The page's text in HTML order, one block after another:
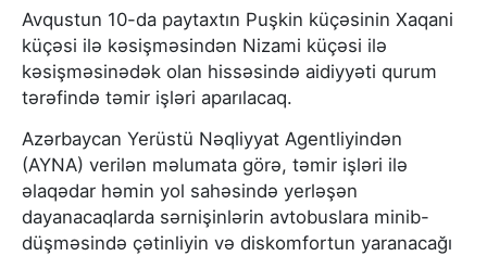
Avqustun 10-da paytaxtın Puşkin küçəsinin Xaqani
küçəsi ilə kəsişməsindən Nizami küçəsi ilə
kəsişməsinədək olan hissəsində aidiyyəti qurum
tərəfində təmir işləri aparılacaq.
Azərbaycan Yerüstü Nəqliyyat Agentliyindən
(AYNA) verilən məlumata görə, təmir işləri ilə
əlaqədar həmin yol sahəsində yerləşən
dayanacaqlarda sərnişinlərin avtobuslara minib-
düşməsində çətinliyin və diskomfortun yaranacağı